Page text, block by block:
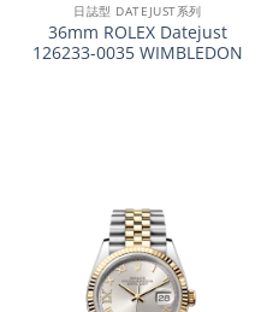
日誌型 DATEJUST系列
36mm ROLEX Datejust
126233-0035 WIMBLEDON